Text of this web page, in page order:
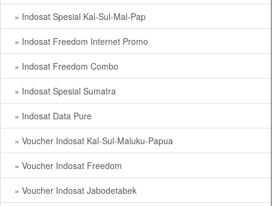
» Indosat Spesial Kal-Sul-Mal-Pap
» Indosat Freedom Internet Promo
» Indosat Freedom Combo
» Indosat Spesial Sumatra
» Indosat Data Pure
» Voucher Indosat Kal-Sul-Maluku-Papua
» Voucher Indosat Freedom
» Voucher Indosat Jabodetabek